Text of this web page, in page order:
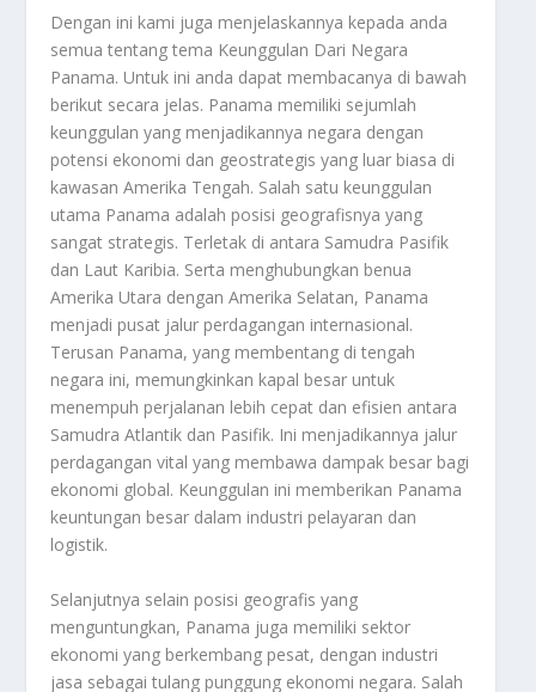
Dengan ini kami juga menjelaskannya kepada anda
semua tentang tema Keunggulan Dari Negara
Panama. Untuk ini anda dapat membacanya di bawah
berikut secara jelas. Panama memiliki sejumlah
keunggulan yang menjadikannya negara dengan
potensi ekonomi dan geostrategis yang luar biasa di
kawasan Amerika Tengah. Salah satu keunggulan
utama Panama adalah posisi geografisnya yang
sangat strategis. Terletak di antara Samudra Pasifik
dan Laut Karibia. Serta menghubungkan benua
Amerika Utara dengan Amerika Selatan, Panama
menjadi pusat jalur perdagangan internasional.
Terusan Panama, yang membentang di tengah
negara ini, memungkinkan kapal besar untuk
menempuh perjalanan lebih cepat dan efisien antara
Samudra Atlantik dan Pasifik. Ini menjadikannya jalur
perdagangan vital yang membawa dampak besar bagi
ekonomi global. Keunggulan ini memberikan Panama
keuntungan besar dalam industri pelayaran dan
logistik.
Selanjutnya selain posisi geografis yang
menguntungkan, Panama juga memiliki sektor
ekonomi yang berkembang pesat, dengan industri
jasa sebagai tulang punggung ekonomi negara. Salah